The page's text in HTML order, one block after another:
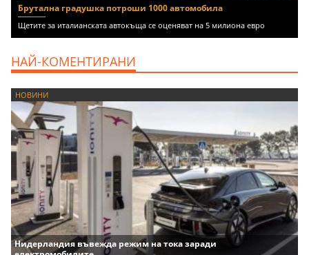
Брутална градушка потроши 1000 автомобила
Щетите за италианската автокъща се оценяват на 5 милиона евро
НАЙ-КОМЕНТИРАНИ
НОВИНИ
Нидерландия въвежда режим на тока заради